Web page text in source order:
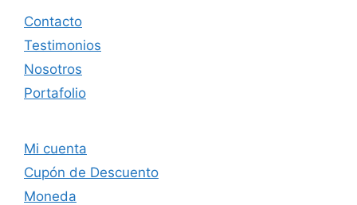
Contacto
Testimonios
Nosotros
Portafolio
Mi cuenta
Cupón de Descuento
Moneda